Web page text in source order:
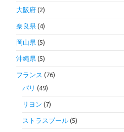
大阪府 (2)
奈良県 (4)
岡山県 (5)
沖縄県 (5)
フランス (76)
パリ (49)
リヨン (7)
ストラスブール (5)